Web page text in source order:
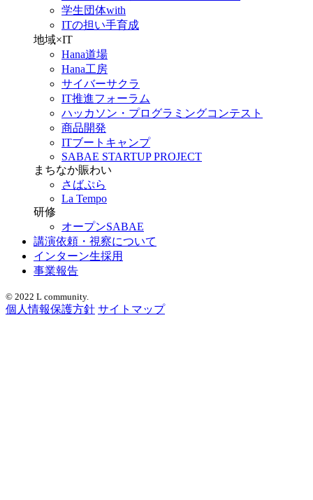
学生団体with
ITの担い手育成
地域×IT
Hana道場
Hana工房
サイバーサクラ
IT推進フォーラム
ハッカソン・プログラミングコンテスト
商品開発
ITブートキャンプ
SABAE STARTUP PROJECT
まちなか賑わい
さばぷら
La Tempo
研修
オープンSABAE
講演依頼・視察について
インターン生採用
事業報告
© 2022 L community.
個人情報保護方針 サイトマップ